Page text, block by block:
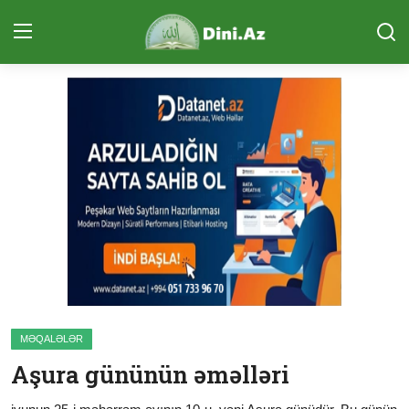
Qeydiyyat
Ana Səhifə
Sual-Cavab
Qurani Kərim
Ünsiyyət (ÇAT)
Məqalələr
Quran və Təfsir
MƏQALƏLƏR
Aşura gününün əməlləri